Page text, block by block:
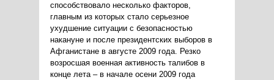
способствовало несколько факторов,
главным из которых стало серьезное
ухудшение ситуации с безопасностью
накануне и после президентских выборов в
Афганистане в августе 2009 года. Резко
возросшая военная активность талибов в
конце лета – в начале осени 2009 года